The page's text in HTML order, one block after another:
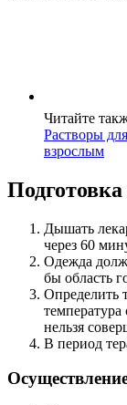
Читайте
Растворы
взрослым
Дышать
через 60
Одежда
бы область
Определить
температура
нельзя
В период